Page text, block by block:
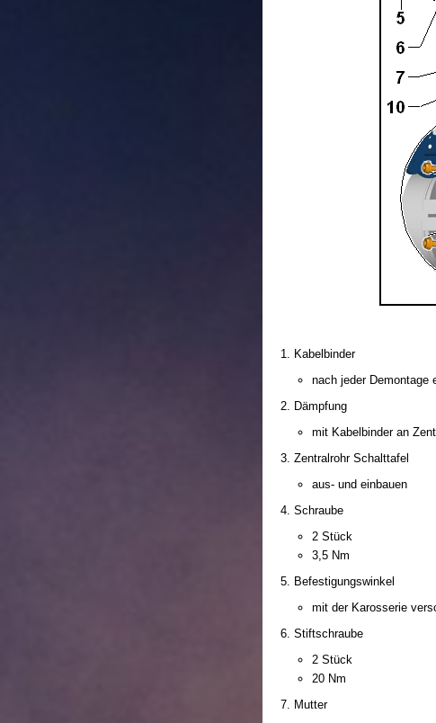
Kabelbinder
nach jeder Demontage
Dämpfung
mit Kabelbinder an
Zentralrohr Schalttafel
aus- und einbauen
Schraube
2 Stück
3,5 Nm
Befestigungswinkel
mit der Karosserie
Stiftschraube
2 Stück
20 Nm
Mutter